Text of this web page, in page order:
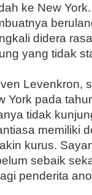
ke New
didera
yang tidak
Levenkron,
York pada
tidak
memiliki
kurus.
sebaik
penderita